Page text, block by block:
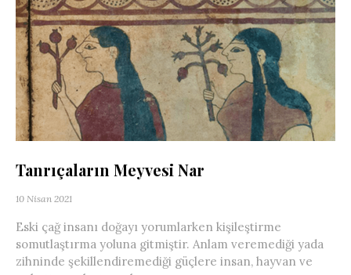
Tanrıçaların Meyvesi Nar
10 Nisan 2021
Eski çağ insanı doğayı yorumlarken kişileştirme
somutlaştırma yoluna gitmiştir. Anlam veremediği yada
zihninde şekillendiremediği güçlere insan, hayvan ve